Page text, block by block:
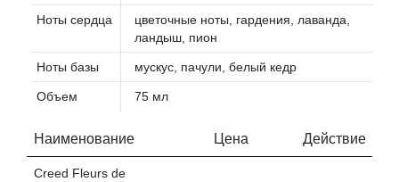
Ноты сердца
цветочные ноты, гардения, лаванда,
ландыш, пион
Ноты базы мускус, пачули, белый кедр
Объем 75 мл
Наименование Цена Действие
Creed Fleurs de
Aj Arabia (Widian)
Ajmal
Al Jazeera